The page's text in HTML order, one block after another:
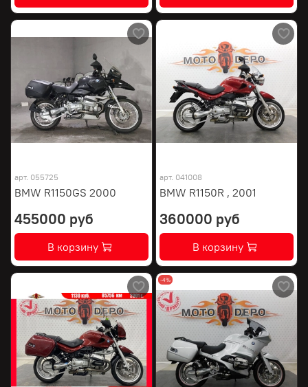
арт. 055725
BMW R1150GS 2000
455000 руб
В корзину
арт. 041008
BMW R1150R , 2001
360000 руб
В корзину
-4%